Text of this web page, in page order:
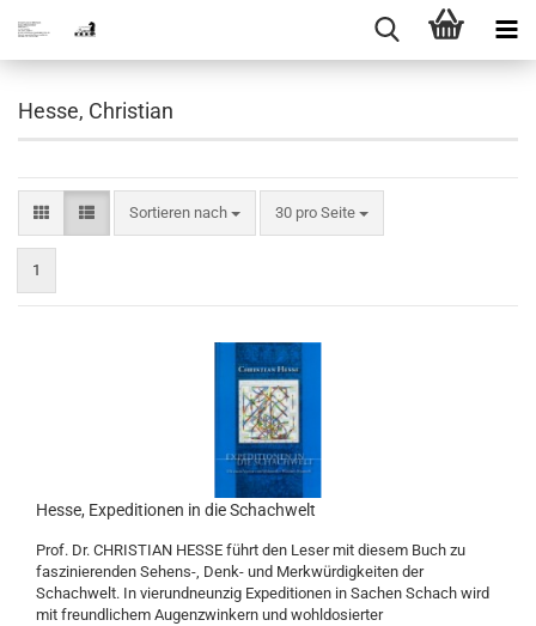
Hesse, Christian
Sortieren nach
Sortieren nach 30 pro Seite
pro Seite
1
Hesse, Expeditionen in die Schachwelt
Prof. Dr. CHRISTIAN HESSE führt den Leser mit diesem Buch zu
faszinierenden Sehens-, Denk- und Merkwürdigkeiten der
Schachwelt. In vierundneunzig Expeditionen in Sachen Schach wird
mit freundlichem Augenzwinkern und wohldosierter